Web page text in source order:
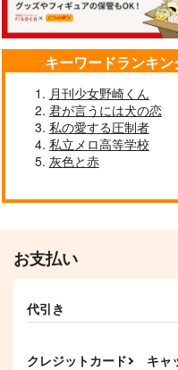
キーワードランキ
月刊少女野崎くん
君が言うには犬の恋
私の愛する圧制者
私立メロ高等学校
灰色と赤
お支払い
代引き
クレジットカード キャ